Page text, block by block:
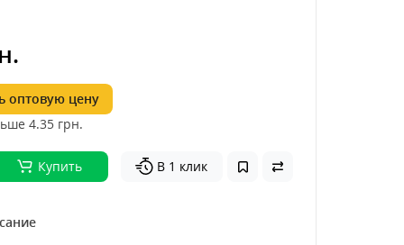
оптовую цену
4.35грн.
Купить В 1 клик